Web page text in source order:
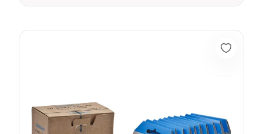
Caja x10 Unidades Cable De Cambios Shimano Acero